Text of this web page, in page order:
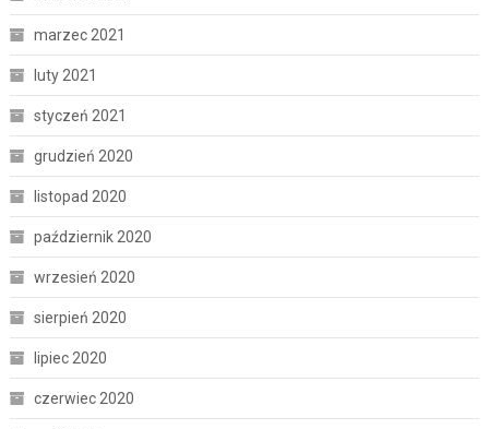
marzec 2021
luty 2021
styczeń 2021
grudzień 2020
listopad 2020
październik 2020
wrzesień 2020
sierpień 2020
lipiec 2020
czerwiec 2020